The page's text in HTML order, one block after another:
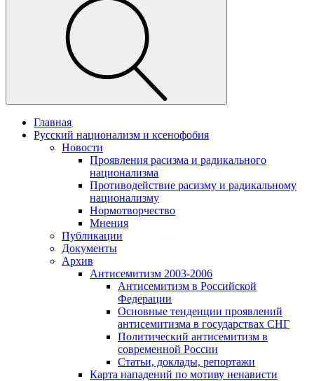
Главная
Русский национализм и ксенофобия
Новости
Проявления расизма и радикального
национализма
Противодействие расизму и радикальному
национализму
Нормотворчество
Мнения
Публикации
Документы
Архив
Антисемитизм 2003-2006
Антисемитизм в Российской
Федерации
Основные тенденции проявлений
антисемитизма в государствах СНГ
Политический антисемитизм в
современной России
Статьи, доклады, репортажи
Карта нападений по мотиву ненависти